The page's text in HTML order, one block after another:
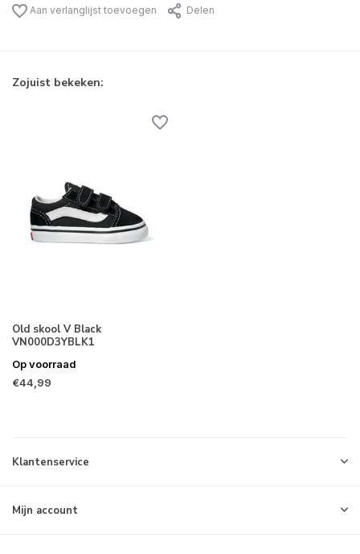
Aan verlanglijst toevoegen Delen
Zojuist bekeken:
Old skool V Black
VN000D3YBLK1
Op voorraad
€44,99
Klantenservice
Mijn account